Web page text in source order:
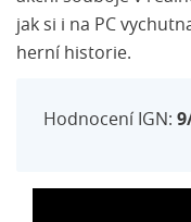
jak si i na PC
herní historie.
Hodnocení IGN: